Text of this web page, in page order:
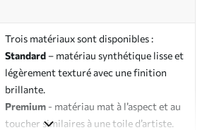
Trois matériaux sont disponibles :
Standard – matériau synthétique lisse et
légèrement texturé avec une finition
brillante.
Premium - matériau mat à l’aspect et au
toucher similaires à une toile d’artiste.